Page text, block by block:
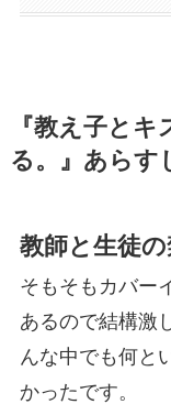
『教え子と
る。』あらす
教師と生徒
そもそもカバー
あるので結構激
んな中でも何と
かったです。